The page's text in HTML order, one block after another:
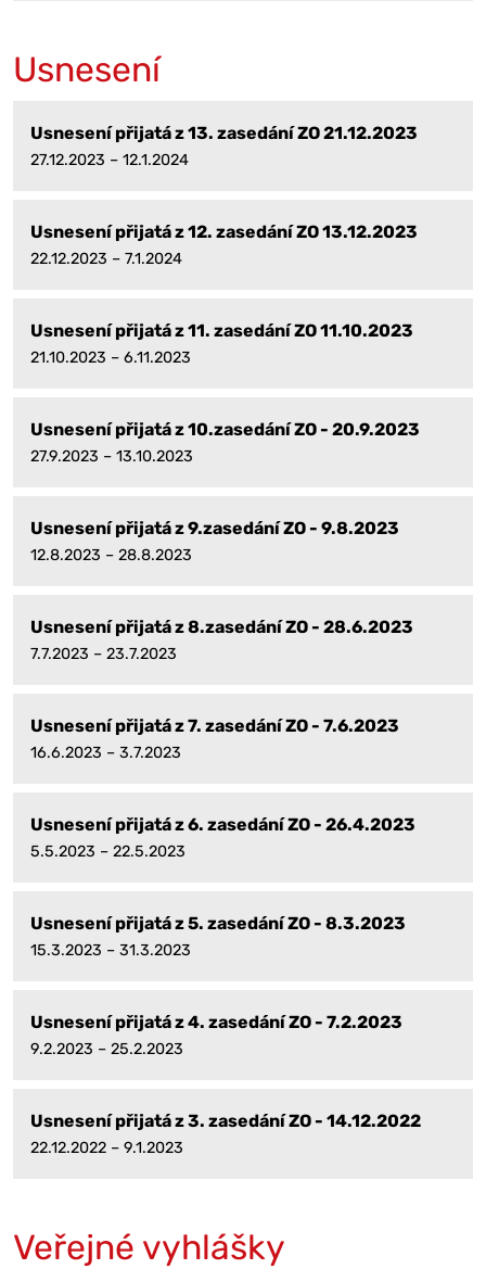
Usnesení
Usnesení přijatá z 13. zasedání ZO 21.12.2023
27.12.2023 – 12.1.2024
Usnesení přijatá z 12. zasedání ZO 13.12.2023
22.12.2023 – 7.1.2024
Usnesení přijatá z 11. zasedání ZO 11.10.2023
21.10.2023 – 6.11.2023
Usnesení přijatá z 10.zasedání ZO - 20.9.2023
27.9.2023 – 13.10.2023
Usnesení přijatá z 9.zasedání ZO - 9.8.2023
12.8.2023 – 28.8.2023
Usnesení přijatá z 8.zasedání ZO - 28.6.2023
7.7.2023 – 23.7.2023
Usnesení přijatá z 7. zasedání ZO - 7.6.2023
16.6.2023 – 3.7.2023
Usnesení přijatá z 6. zasedání ZO - 26.4.2023
5.5.2023 – 22.5.2023
Usnesení přijatá z 5. zasedání ZO - 8.3.2023
15.3.2023 – 31.3.2023
Usnesení přijatá z 4. zasedání ZO - 7.2.2023
9.2.2023 – 25.2.2023
Usnesení přijatá z 3. zasedání ZO - 14.12.2022
22.12.2022 – 9.1.2023
Veřejné vyhlášky